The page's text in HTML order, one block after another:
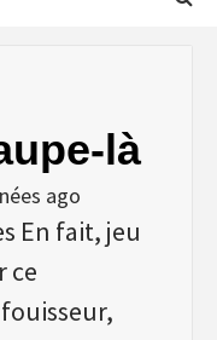
là
ago
En fait, jeu
ce